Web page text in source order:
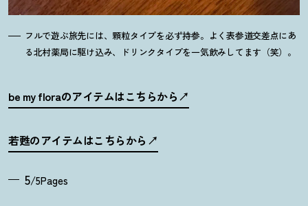
フルで遊ぶ旅先には、顆粒タイプを必ず持参。よく表参道交差点にあ
る北村薬局に駆け込み、ドリンクタイプを一気飲みしてます（笑）。
be my floraのアイテムはこちらから
若甦のアイテムはこちらから
5/5Pages